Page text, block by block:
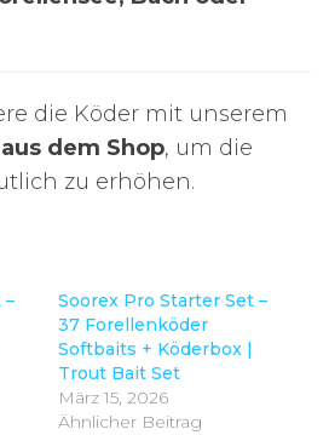
die Köder mit unserem
dem Shop, um die
zu erhöhen.
–
Soorex Pro Starter Set –
37 Forellenköder
Softbaits + Köderbox |
Trout Bait Set
März 15, 2026
Ähnlicher Beitrag